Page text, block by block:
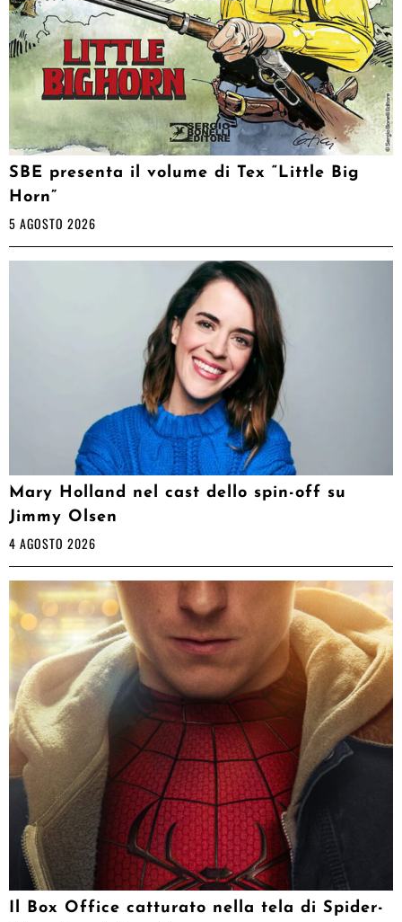
SBE presenta il volume di Tex “Little Big
Horn”
5 AGOSTO 2026
Mary Holland nel cast dello spin-off su
Jimmy Olsen
4 AGOSTO 2026
Il Box Office catturato nella tela di Spider-